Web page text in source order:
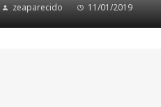
zeaparecido 11/01/2019